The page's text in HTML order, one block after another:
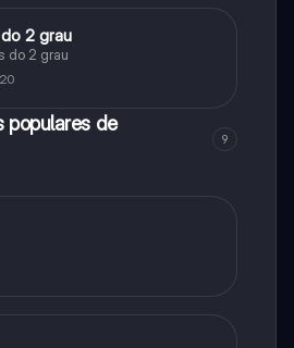
2 grau
do 2 grau
populares de
9